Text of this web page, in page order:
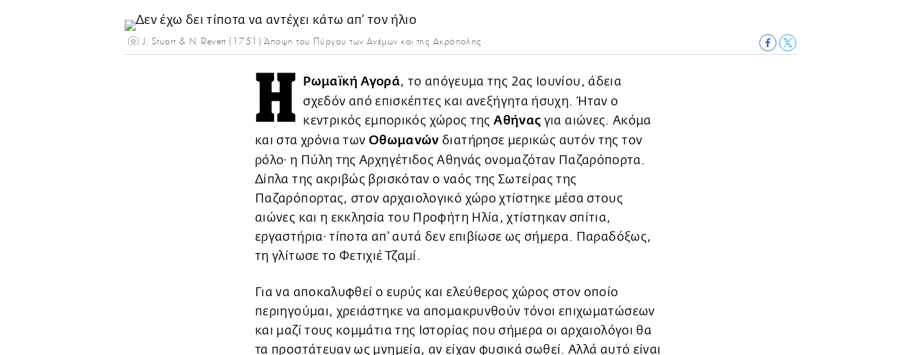
J. Stuart & N. Revett (1751) Άποψη του Πύργου των Ανέμων και της Ακρόπολης
Η Ρωμαϊκή Αγορά, το απόγευμα της 2ας Ιουνίου, άδεια
σχεδόν από επισκέπτες και ανεξήγητα ήσυχη. Ήταν ο
κεντρικός εμπορικός χώρος τηςΑθήνας για αιώνες. Ακόμα
και στα χρόνια των Οθωμανών διατήρησε μερικώς αυτόν της τον
ρόλο· η Πύλη της Αρχηγέτιδος Αθηνάς ονομαζόταν Παζαρόπορτα.
Δίπλα της ακριβώς βρισκόταν ο ναός της Σωτείρας της
Παζαρόπορτας, στον αρχαιολογικό χώρο χτίστηκε μέσα στους
αιώνες και η εκκλησία του Προφήτη Ηλία, χτίστηκαν σπίτια,
εργαστήρια· τίποτα απ’ αυτά δεν επιβίωσε ως σήμερα. Παραδόξως,
τη γλίτωσε το Φετιχιέ Τζαμί.
Για να αποκαλυφθεί ο ευρύς και ελεύθερος χώρος στον οποίο
περιηγούμαι, χρειάστηκε να απομακρυνθούν τόνοι επιχωματώσεων
και μαζί τους κομμάτια της Ιστορίας που σήμερα οι αρχαιολόγοι θα
τα προστάτευαν ως μνημεία, αν είχαν φυσικά σωθεί. Αλλά αυτό είναι